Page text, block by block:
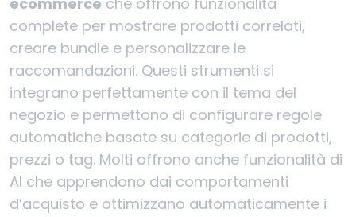
complete per mostrare prodotti correlati,
creare bundle e personalizzare le
raccomandazioni. Questi strumenti si
integrano perfettamente con il tema del
negozio e permettono di configurare regole
automatiche basate su categorie di prodotti,
prezzi o tag. Molti offrono anche funzionalità di
AI che apprendono dai comportamenti
d’acquisto e ottimizzano automaticamente i